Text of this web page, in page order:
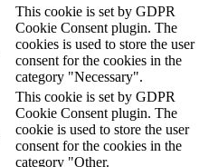
This cookie is set by GDPR
Cookie Consent plugin. The
cookies is used to store the user
consent for the cookies in the
category "Necessary".
This cookie is set by GDPR
Cookie Consent plugin. The
cookie is used to store the user
consent for the cookies in the
category "Other.